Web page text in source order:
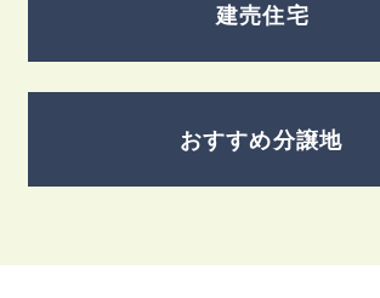
建売住宅
おすすめ分譲地